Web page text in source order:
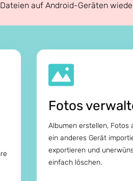
Dateien auf Android-Geräten
Fotos
Albumen erstellen, Fotos
ein anderes Gerät
exportieren und
einfach löschen.